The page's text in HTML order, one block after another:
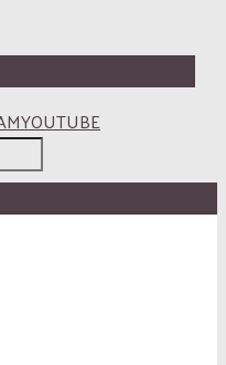
YOUTUBE